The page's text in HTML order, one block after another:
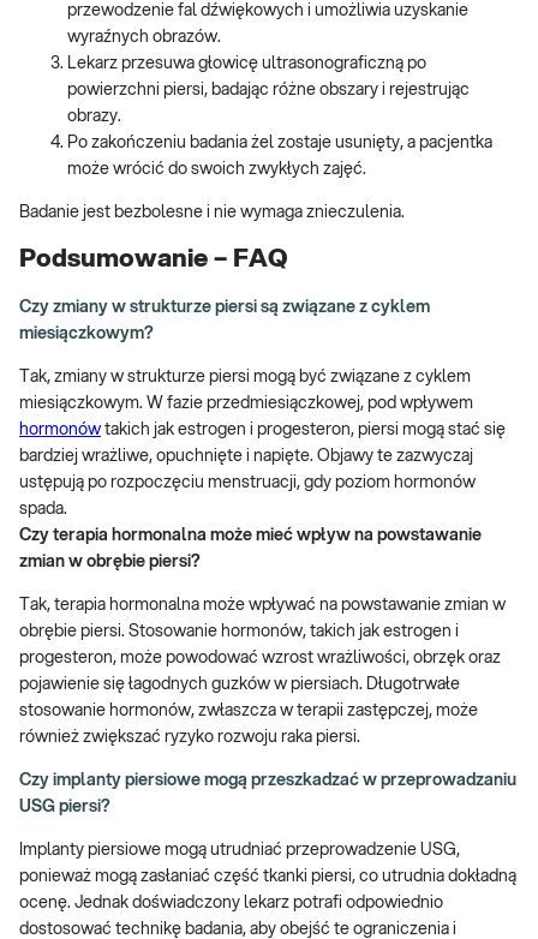
przewodzenie fal dźwiękowych i umożliwia uzyskanie
wyraźnych obrazów.
Lekarz przesuwa głowicę ultrasonograficzną po
powierzchni piersi, badając różne obszary i rejestrując
obrazy.
Po zakończeniu badania żel zostaje usunięty, a pacjentka
może wrócić do swoich zwykłych zajęć.
Badanie jest bezbolesne i nie wymaga znieczulenia.
Podsumowanie – FAQ
Czy zmiany w strukturze piersi są związane z cyklem
miesiączkowym?
Tak, zmiany w strukturze piersi mogą być związane z cyklem
miesiączkowym. W fazie przedmiesiączkowej, pod wpływem
hormonów takich jak estrogen i progesteron, piersi mogą stać się
bardziej wrażliwe, opuchnięte i napięte. Objawy te zazwyczaj
ustępują po rozpoczęciu menstruacji, gdy poziom hormonów
spada.
Czy terapia hormonalna może mieć wpływ na powstawanie
zmian w obrębie piersi?
Tak, terapia hormonalna może wpływać na powstawanie zmian w
obrębie piersi. Stosowanie hormonów, takich jak estrogen i
progesteron, może powodować wzrost wrażliwości, obrzęk oraz
pojawienie się łagodnych guzków w piersiach. Długotrwałe
stosowanie hormonów, zwłaszcza w terapii zastępczej, może
również zwiększać ryzyko rozwoju raka piersi.
Czy implanty piersiowe mogą przeszkadzać w przeprowadzaniu
USG piersi?
Implanty piersiowe mogą utrudniać przeprowadzenie USG,
ponieważ mogą zasłaniać część tkanki piersi, co utrudnia dokładną
ocenę. Jednak doświadczony lekarz potrafi odpowiednio
dostosować technikę badania, aby obejść te ograniczenia i